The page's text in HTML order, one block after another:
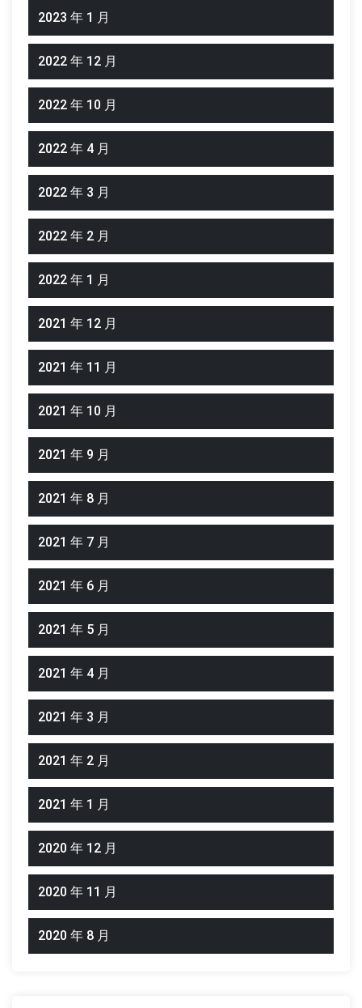
2023 年 1 月
2022 年 12 月
2022 年 10 月
2022 年 4 月
2022 年 3 月
2022 年 2 月
2022 年 1 月
2021 年 12 月
2021 年 11 月
2021 年 10 月
2021 年 9 月
2021 年 8 月
2021 年 7 月
2021 年 6 月
2021 年 5 月
2021 年 4 月
2021 年 3 月
2021 年 2 月
2021 年 1 月
2020 年 12 月
2020 年 11 月
2020 年 8 月